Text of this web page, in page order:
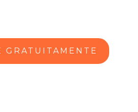
GRATUITAMENTE